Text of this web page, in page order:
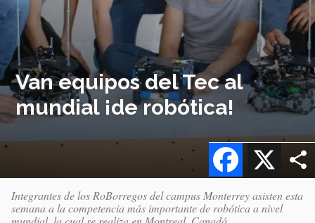
Van equipos del Tec al
mundial ¡de robótica!
X
Facebook
Integrantes de los RoBorregos del campus Monterrey asisten esta
semana a la competencia más importante de robótica a nivel